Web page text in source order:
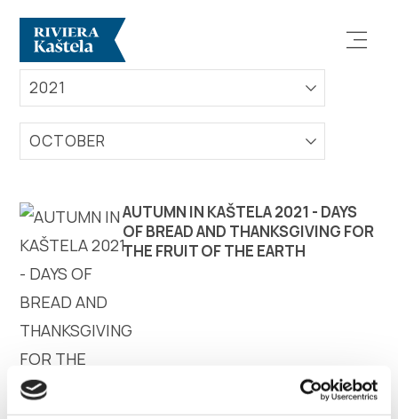
Explore
Destination
What to do
Info
Multimedia
EVENTS
2021
OCTOBER
AUTUMN IN KAŠTELA 2021 - DAYS
OF BREAD AND THANKSGIVING FOR
THE FRUIT OF THE EARTH